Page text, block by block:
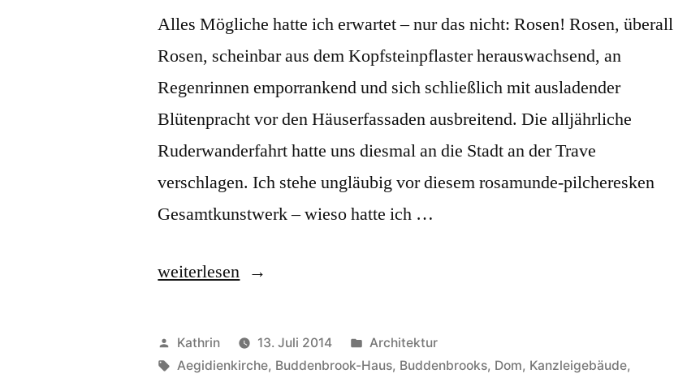
Alles Mögliche hatte ich erwartet – nur das nicht: Rosen! Rosen, überall
Rosen, scheinbar aus dem Kopfsteinpflaster herauswachsend, an
Regenrinnen emporrankend und sich schließlich mit ausladender
Blütenpracht vor den Häuserfassaden ausbreitend. Die alljährliche
Ruderwanderfahrt hatte uns diesmal an die Stadt an der Trave
verschlagen. Ich stehe ungläubig vor diesem rosamunde-pilcheresken
Gesamtkunstwerk – wieso hatte ich …
„Lübeck
Bricks
’n
weiterlesen
Veröffentlicht
von
Kathrin 13. Juli 2014
Veröffentlicht
in
Architektur
Schlagwörter:
Aegidienkirche, Buddenbrook-Haus, Buddenbrooks, Dom, Kanzleigebäude,